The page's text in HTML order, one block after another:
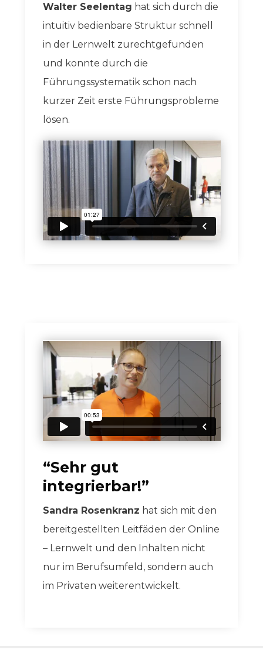
Walter Seelentag hat sich durch die
intuitiv bedienbare Struktur schnell
in der Lernwelt zurechtgefunden
und konnte durch die
Führungssystematik schon nach
kurzer Zeit erste Führungsprobleme
lösen.
“Sehr gut
integrierbar!”
Sandra Rosenkranz hat sich mit den
bereitgestellten Leitfäden der Online
– Lernwelt und den Inhalten nicht
nur im Berufsumfeld, sondern auch
im Privaten weiterentwickelt.